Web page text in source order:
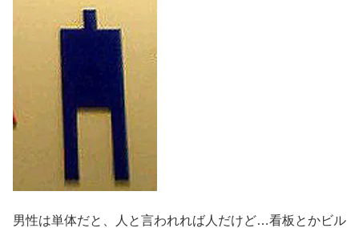
男性は単体だと、人と言われれば人だけど…看板とかビル